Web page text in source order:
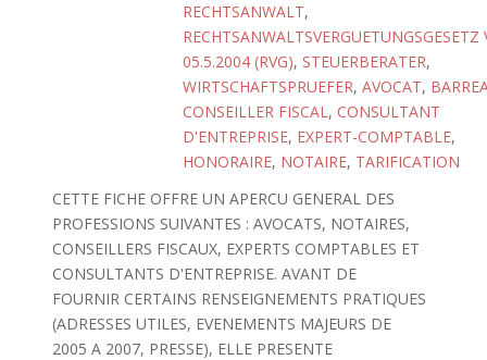
RECHTSANWALT,
RECHTSANWALTSVERGUETUNGSGESETZ
05.5.2004 (RVG), STEUERBERATER,
WIRTSCHAFTSPRUEFER, AVOCAT,
CONSEILLER FISCAL, CONSULTANT
D'ENTREPRISE, EXPERT-COMPTABLE,
HONORAIRE, NOTAIRE, TARIFICATION
CETTE FICHE OFFRE UN APERCU GENERAL DES
PROFESSIONS SUIVANTES : AVOCATS, NOTAIRES,
CONSEILLERS FISCAUX, EXPERTS COMPTABLES ET
CONSULTANTS D'ENTREPRISE. AVANT DE
FOURNIR CERTAINS RENSEIGNEMENTS PRATIQUES
(ADRESSES UTILES, EVENEMENTS MAJEURS DE
2005 A 2007, PRESSE), ELLE PRESENTE